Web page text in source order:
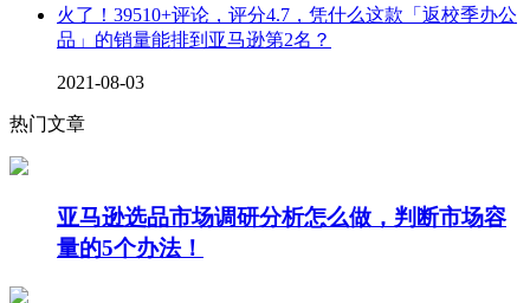
火了！39510+评论，评分4.7，凭什么这款「返校季办公
品」的销量能排到亚马逊第2名？
2021-08-03
热门文章
亚马逊选品市场调研分析怎么做，判断市场容
量的5个办法！